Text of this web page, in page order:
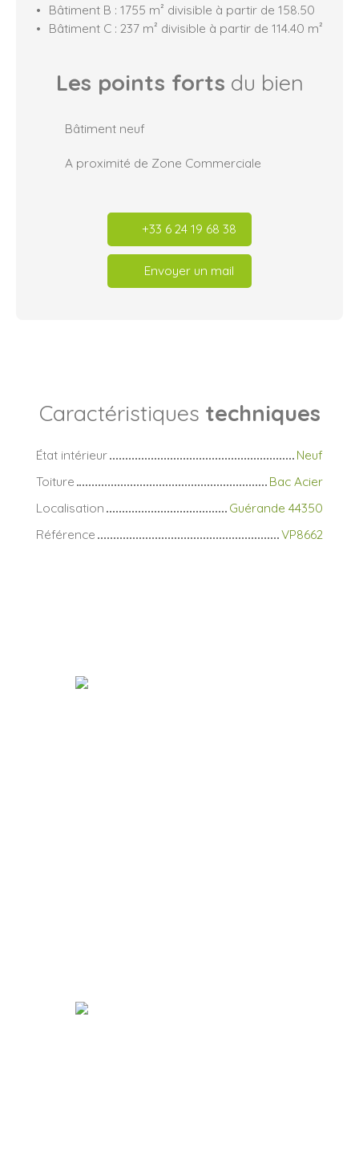
Bâtiment B : 1755 m² divisible à partir de 158.50
Bâtiment C : 237 m² divisible à partir de 114.40 m²
Les points forts du bien
Bâtiment neuf
A proximité de Zone Commerciale
+33 6 24 19 68 38
Envoyer un mail
Caractéristiques techniques
État intérieur
Neuf
Toiture
Bac Acier
Localisation
Guérande 44350
Référence
VP8662